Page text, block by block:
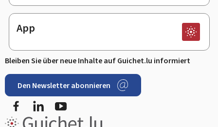
App
Bleiben Sie über neue Inhalte auf Guichet.lu informiert
Den Newsletter abonnieren
FacebookLinkedIn